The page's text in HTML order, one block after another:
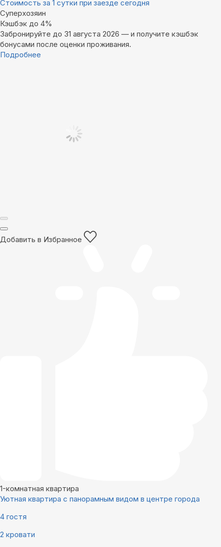
Стоимость за 1 сутки при заезде сегодня
Суперхозяин
Кэшбэк до 4%
Забронируйте до 31 августа 2026 — и получите кэшбэк
бонусами после оценки проживания.
Подробнее
Добавить в Избранное
1-комнатная квартира
Уютная квартира с панорамным видом в центре города
4 гостя
2 кровати